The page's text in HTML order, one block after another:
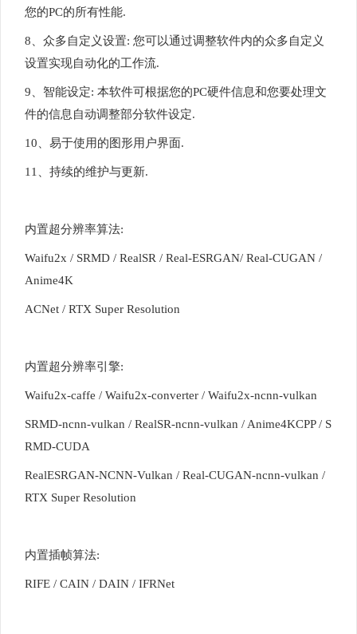
您的PC的所有性能.
8、众多自定义设置: 您可以通过调整软件内的众多自定义
设置实现自动化的工作流.
9、智能设定: 本软件可根据您的PC硬件信息和您要处理文
件的信息自动调整部分软件设定.
10、易于使用的图形用户界面.
11、持续的维护与更新.
内置超分辨率算法:
Waifu2x / SRMD / RealSR / Real-ESRGAN/ Real-CUGAN /
Anime4K
ACNet / RTX Super Resolution
内置超分辨率引擎:
Waifu2x-caffe / Waifu2x-converter / Waifu2x-ncnn-vulkan
SRMD-ncnn-vulkan / RealSR-ncnn-vulkan / Anime4KCPP / S
RMD-CUDA
RealESRGAN-NCNN-Vulkan / Real-CUGAN-ncnn-vulkan /
RTX Super Resolution
内置插帧算法:
RIFE / CAIN / DAIN / IFRNet